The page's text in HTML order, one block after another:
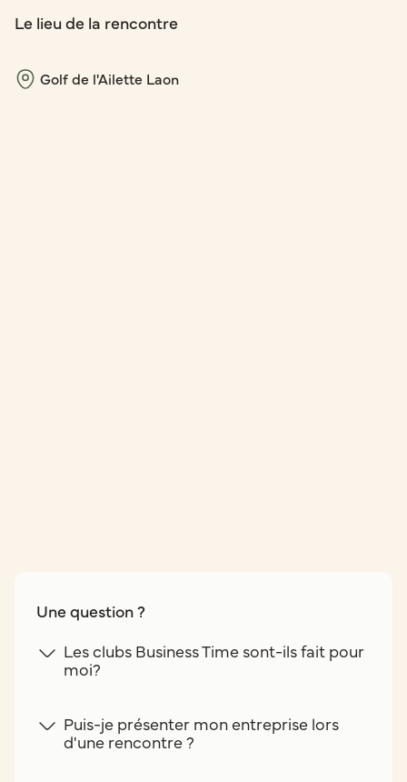
Le lieu de la rencontre
Golf de l'Ailette Laon
Une question ?
Les clubs Business Time sont-ils fait pour
moi?
Puis-je présenter mon entreprise lors
d'une rencontre ?